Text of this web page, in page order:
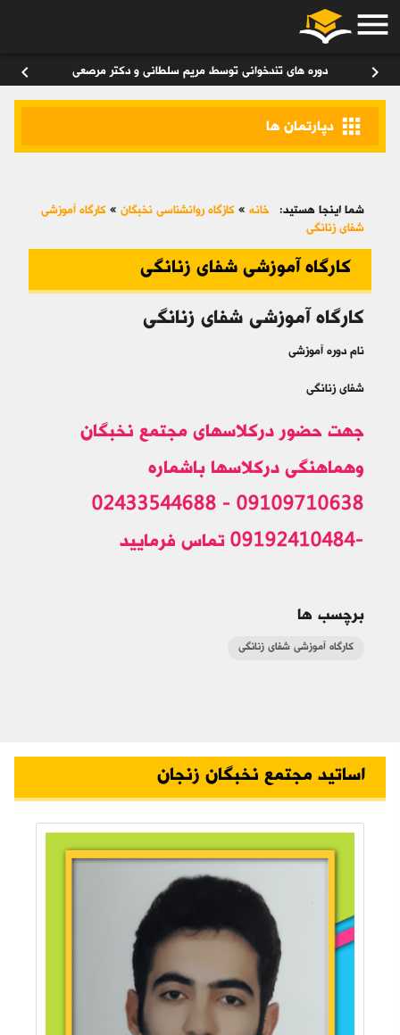
menu
chevron_right دوره های تندخوانی توسط مریم سلطانی و دکتر مرصعی chevron_left
apps دپارتمان ها
شما اینجا هستید: خانه » کازگاه روانشناسی نخبگان » کارگاه آموزشی
شفای زنانگی
کارگاه آموزشی شفای زنانگی
کارگاه آموزشی شفای زنانگی
نام دوره آموزشی
شفای زنانگی
جهت حضور درکلاسهای مجتمع نخبگان
وهماهنگی درکلاسها باشماره
09109710638 - 02433544688
-09192410484 تماس فرمایید
برچسب ها
کارگاه آموزشی شفای زنانگی
اساتید مجتمع نخبگان زنجان